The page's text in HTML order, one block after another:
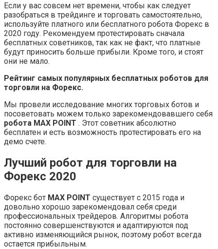
Если у вас совсем нет времени, чтобы как следует
разобраться в трейдинге и торговать самостоятельно,
используйте платного или бесплатного робота Форекс в
2020 году. Рекомендуем протестировать сначала
бесплатных советников, так как не факт, что платные
будут приносить больше прибыли. Кроме того, и стоят
они не мало.
Рейтинг самых популярных бесплатных роботов для
торговли на Форекс.
Мы провели исследование многих торговых ботов и
посоветовать можем только зарекомендовавшего себя
робота MAX POINT . Этот советник абсолютно
бесплатен и есть возможность протестировать его на
демо счете.
Лучший робот для торговли на
Форекс 2020
Форекс бот MAX POINT существует с 2015 года и
довольно хорошо зарекомендовал себя среди
профессиональных трейдеров. Алгоритмы робота
постоянно совершенствуются и адаптируются под
активно изменяющийся рынок, поэтому робот всегда
остается прибыльным.